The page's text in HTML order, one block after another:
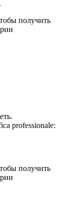
получить
professionale:
получить